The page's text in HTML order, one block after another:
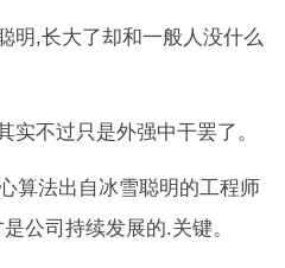
明,长大了却和一般人没什么
实不过只是外强中干罢了。
算法出自冰雪聪明的工程师
公司持续发展的.关键。